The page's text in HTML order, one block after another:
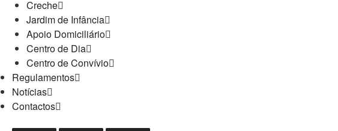
Creche
Jardim de Infância
Apoio Domiciliário
Centro de Dia
Centro de Convívio
Regulamentos
Notícias
Contactos